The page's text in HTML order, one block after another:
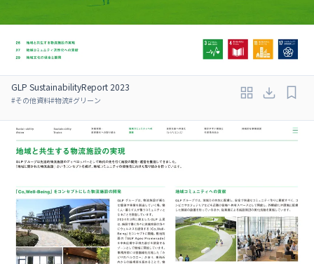
GLP SustainabilityReport 2023
#その他資料#物流#グリーン